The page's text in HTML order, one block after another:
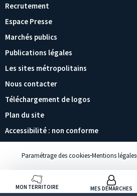
Recrutement
Espace Presse
Marchés publics
Publications légales
Les sites métropolitains
Nous contacter
Téléchargement de logos
Plan du site
Accessibilité : non conforme
Paramétrage des cookies Mentions légales
MON TERRITOIRE MES DÉMARCHES